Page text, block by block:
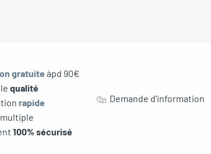
gratuite àpd 90€
qualité
rapide
multiple
100% sécurisé
Demande d'information